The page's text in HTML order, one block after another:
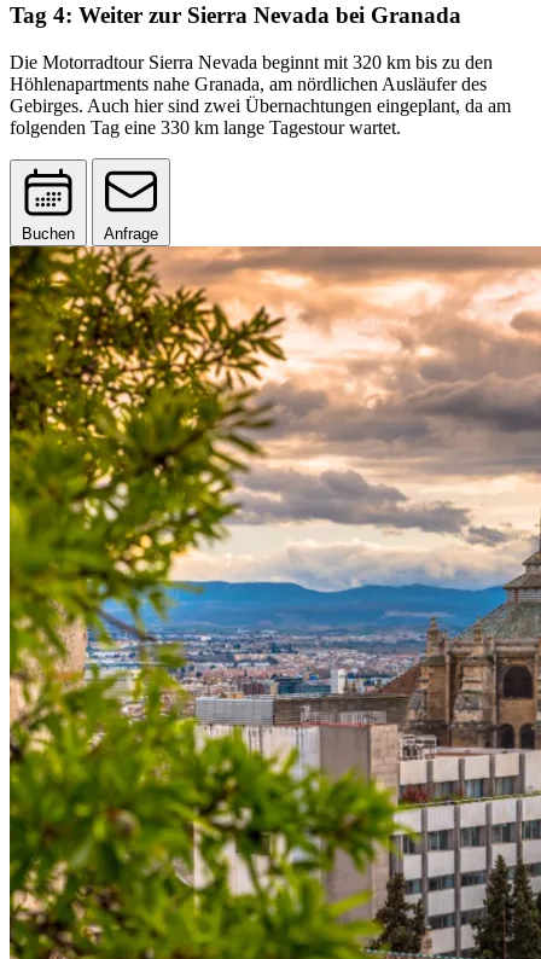
Tag 4: Weiter zur Sierra Nevada bei Granada
Die Motorradtour Sierra Nevada beginnt mit 320 km bis zu den
Höhlenapartments nahe Granada, am nördlichen Ausläufer des
Gebirges. Auch hier sind zwei Übernachtungen eingeplant, da am
folgenden Tag eine 330 km lange Tagestour wartet.
Buchen Anfrage